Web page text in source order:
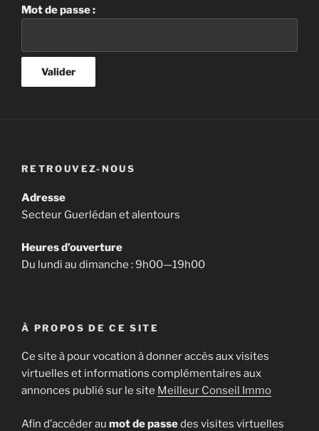
Mot de passe :
RETROUVEZ-NOUS
Adresse
Secteur Guerlédan et alentours
Heures d’ouverture
Du lundi au dimanche : 9h00—19h00
À PROPOS DE CE SITE
Ce site à pour vocation à donner accès aux visites
virtuelles et informations complémentaires aux
annonces publié sur le site Meilleur Conseil Immo
Afin d’accéder au mot de passedes visites virtuelles